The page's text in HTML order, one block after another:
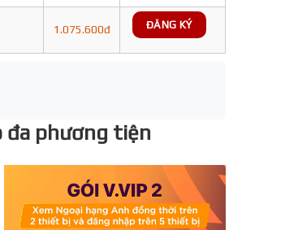
1.075.600đ ĐĂNG KÝ
đa phương tiện